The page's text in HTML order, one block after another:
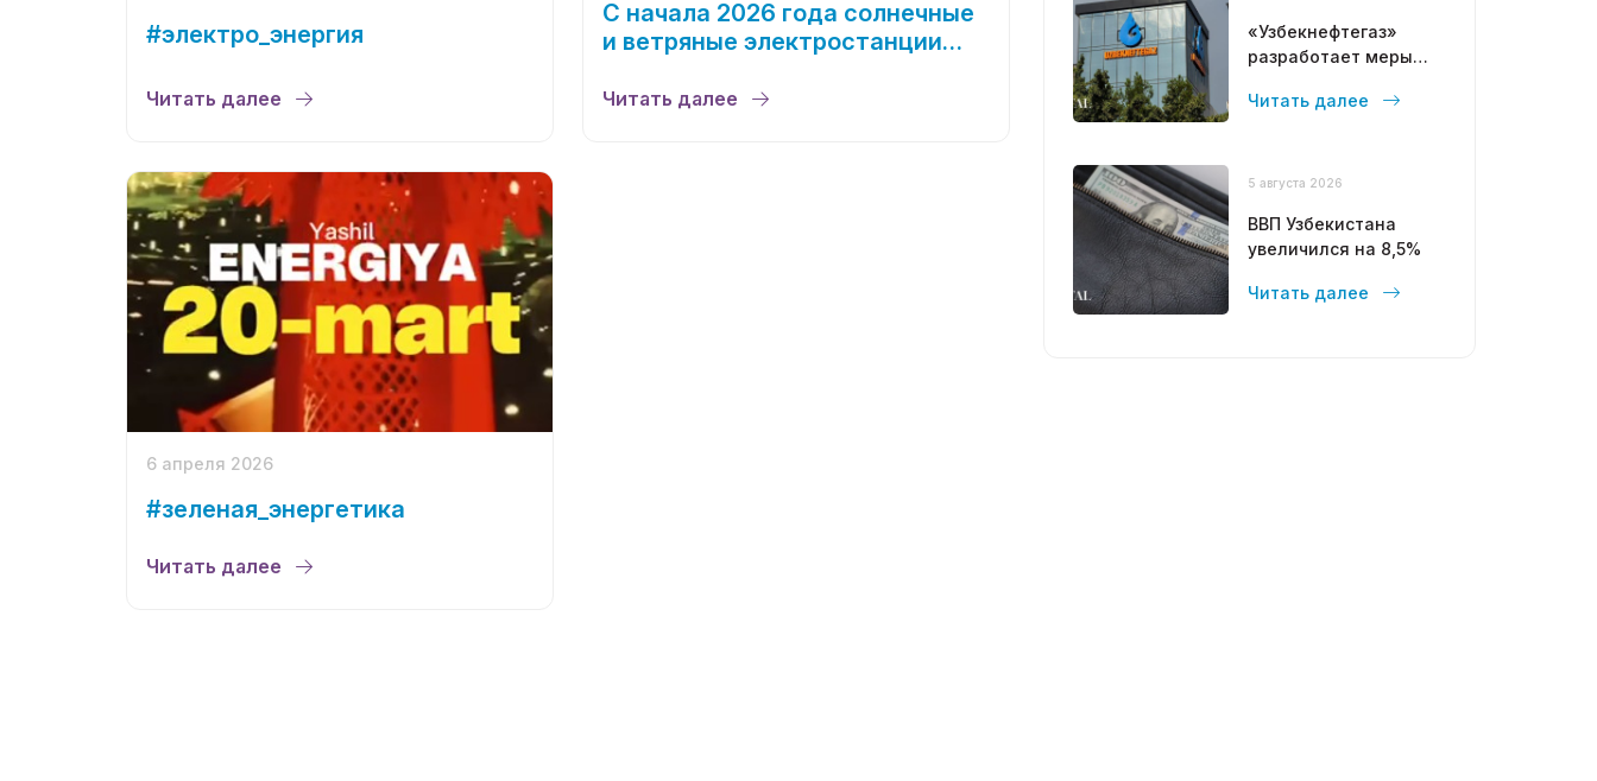
#электро_энергия
Читать далее
С начала 2026 года солнечные
и ветряные электростанции
электроэнергии — на 43%
Читать далее
6 апреля 2026
#зеленая_энергетика
Читать далее
«Узбекнефтегаз»
разработает меры
падения добычи газа
Читать далее
5 августа 2026
ВВП Узбекистана
увеличился на 8,5%
Читать далее